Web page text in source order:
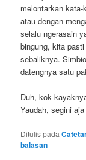
melontarkan kata-
atau dengan
selalu ngerasain
bingung, kita
sebaliknya.
datengnya satu
Duh, kok
Yaudah, segini
Ditulis pada
balasan